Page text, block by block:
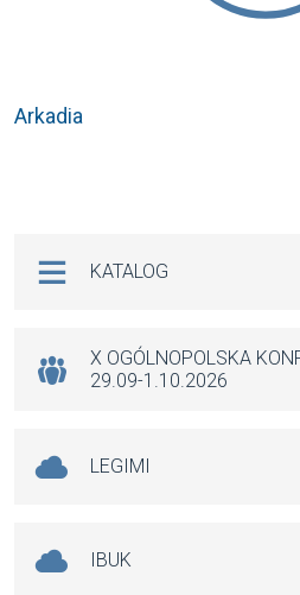
Arkadia
KATALOG
X OGÓLNOPOLSKA
29.09-1.10.2026
LEGIMI
IBUK